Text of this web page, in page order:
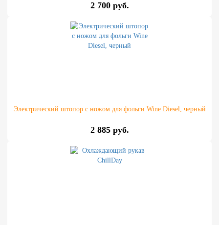
2 700 руб.
Электрический штопор с ножом для фольги Wine Diesel, черный
2 885 руб.